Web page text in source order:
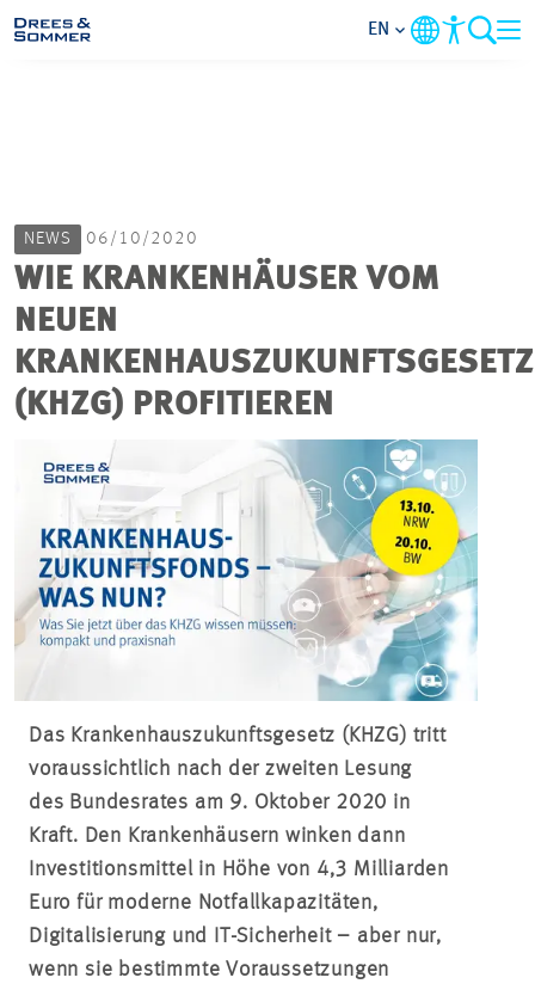
CAREER
PROJECTS
EN
NEWS 06/10/2020
WIE KRANKENHÄUSER VOM
NEUEN
KRANKENHAUSZUKUNFTSGESETZ
(KHZG) PROFITIEREN
Das Krankenhauszukunftsgesetz (KHZG) tritt
voraussichtlich nach der zweiten Lesung
des Bundesrates am 9. Oktober 2020 in
Kraft. Den Krankenhäusern winken dann
Investitionsmittel in Höhe von 4,3 Milliarden
Euro für moderne Notfallkapazitäten,
Digitalisierung und IT-Sicherheit – aber nur,
wenn sie bestimmte Voraussetzungen